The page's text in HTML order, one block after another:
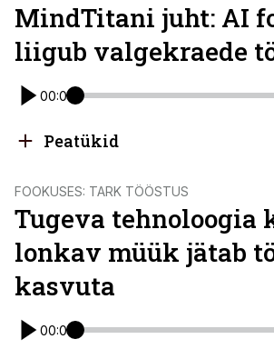
MindTitani juht: AI
liigub valgekraede
00:00
Peatükid
FOOKUSES: TARK TÖÖSTUS
Tugeva tehnoloogia
lonkav müük jätab
kasvuta
00:00